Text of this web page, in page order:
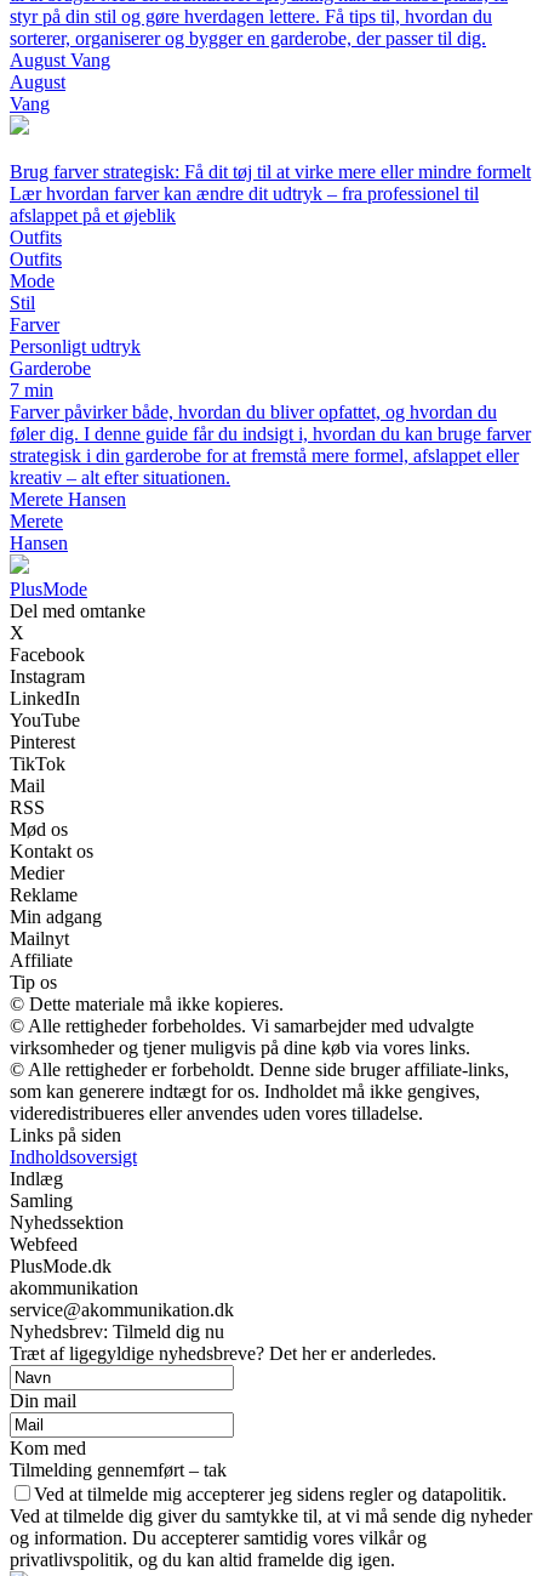
styr på din stil og gøre hverdagen lettere. Få tips til, hvordan du
sorterer, organiserer og bygger en garderobe, der passer til dig.
August Vang
August
Vang
Brug farver strategisk: Få dit tøj til at virke mere eller mindre formelt
Lær hvordan farver kan ændre dit udtryk – fra professionel til
afslappet på et øjeblik
Outfits
Outfits
Mode
Stil
Farver
Personligt udtryk
Garderobe
7 min
Farver påvirker både, hvordan du bliver opfattet, og hvordan du
føler dig. I denne guide får du indsigt i, hvordan du kan bruge farver
strategisk i din garderobe for at fremstå mere formel, afslappet eller
kreativ – alt efter situationen.
Merete Hansen
Merete
Hansen
PlusMode
Del med omtanke
X
Facebook
Instagram
LinkedIn
YouTube
Pinterest
TikTok
Mail
RSS
Mød os
Kontakt os
Medier
Reklame
Min adgang
Mailnyt
Affiliate
Tip os
© Dette materiale må ikke kopieres.
© Alle rettigheder forbeholdes. Vi samarbejder med udvalgte
virksomheder og tjener muligvis på dine køb via vores links.
© Alle rettigheder er forbeholdt. Denne side bruger affiliate-links,
som kan generere indtægt for os. Indholdet må ikke gengives,
videredistribueres eller anvendes uden vores tilladelse.
Links på siden
Indholdsoversigt
Indlæg
Samling
Nyhedssektion
Webfeed
PlusMode.dk
akommunikation
service@akommunikation.dk
Nyhedsbrev: Tilmeld dig nu
Træt af ligegyldige nyhedsbreve? Det her er anderledes.
Din mail
Kom med
Tilmelding gennemført – tak
Ved at tilmelde mig accepterer jeg sidens regler og datapolitik.
Ved at tilmelde dig giver du samtykke til, at vi må sende dig nyheder
og information. Du accepterer samtidig vores vilkår og
privatlivspolitik, og du kan altid framelde dig igen.